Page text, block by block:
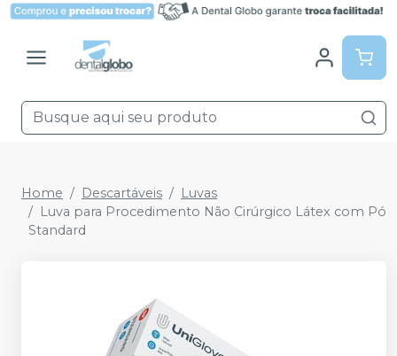
Home Descartáveis
Luvas
Luva para Procedimento Não Cirúrgico Látex com Pó
Standard